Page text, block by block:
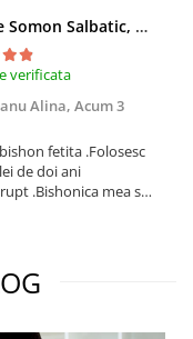
Ulei de Somon Salbatic, câini și pisici, piele si blană, BEST4PETS, 1l
verificata
Alina, Acum 3
fetita .Folosesc
de doi ani
.Bishonica mea se
recomand cu
!